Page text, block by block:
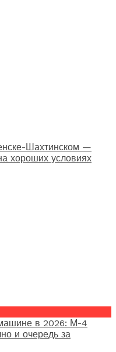
Шахтинском —
хороших условиях
в 2026: М-4
и очередь за